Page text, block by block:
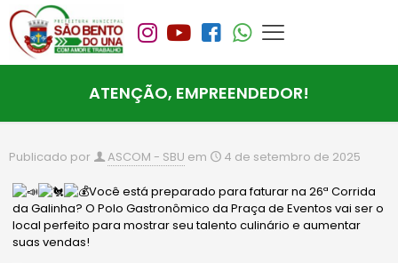
ATENÇÃO, EMPREENDEDOR!
Publicado por ASCOM - SBU em 4 de setembro de 2025
Você está preparado para faturar na 26ª Corrida
da Galinha? O Polo Gastronômico da Praça de Eventos vai ser o
local perfeito para mostrar seu talento culinário e aumentar
suas vendas!